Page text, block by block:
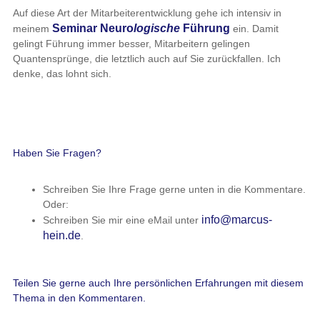
Auf diese Art der Mitarbeiterentwicklung gehe ich intensiv in
meinem Seminar Neurologische Führung ein. Damit
gelingt Führung immer besser, Mitarbeitern gelingen
Quantensprünge, die letztlich auch auf Sie zurückfallen. Ich
denke, das lohnt sich.
Haben Sie Fragen?
Schreiben Sie Ihre Frage gerne unten in die Kommentare.
Oder:
Schreiben Sie mir eine eMail unter info@marcus-
hein.de.
Teilen Sie gerne auch Ihre persönlichen Erfahrungen mit diesem
Thema in den Kommentaren.